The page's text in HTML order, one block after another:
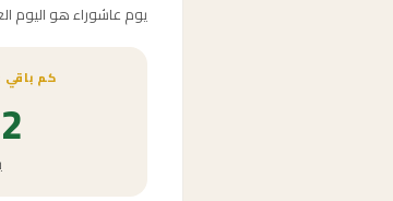
يوم عاشوراء هو اليوم العاشر
كم باقي على